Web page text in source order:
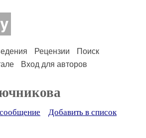
Рецензии
Поиск
Вход для авторов
Добавить в список